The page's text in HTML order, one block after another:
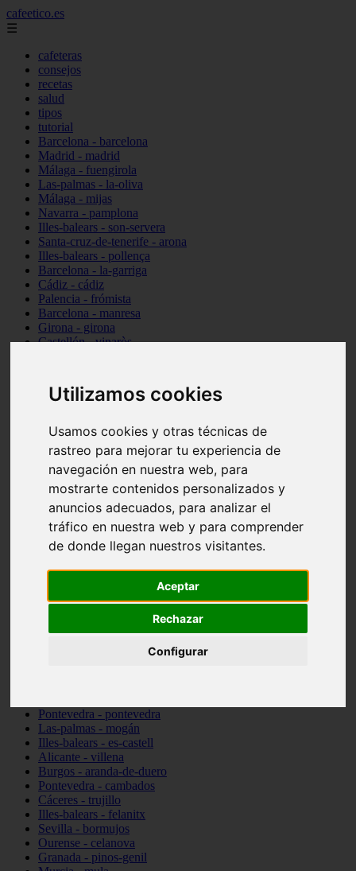
Utilizamos cookies
Usamos cookies y otras técnicas de
rastreo para mejorar tu experiencia de
navegación en nuestra web, para
mostrarte contenidos personalizados y
anuncios adecuados, para analizar el
tráfico en nuestra web y para comprender
de donde llegan nuestros visitantes.
Aceptar
Rechazar
Configurar
cafeetico.es
☰
cafeteras
consejos
recetas
salud
tipos
tutorial
Barcelona - barcelona
Madrid - madrid
Málaga - fuengirola
Las-palmas - la-oliva
Málaga - mijas
Navarra - pamplona
Illes-balears - son-servera
Santa-cruz-de-tenerife - arona
Illes-balears - pollença
Barcelona - la-garriga
Cádiz - cádiz
Palencia - frómista
Barcelona - manresa
Girona - girona
Castellón - vinaròs
Málaga - nerja
Girona - blanes
Málaga - marbella
Asturias - gijón
Girona - figueres
Alicante - santa-pola
Almería - roquetas-de-mar
Girona - tossa-de-mar
Barcelona - sant-cugat-del-vallès
Alicante - l39alfàs-del-pi
Barcelona - vilanova-i-la-geltrú
Castellón - peñíscola
Illes-balears - sant-josep-de-sa-talaia
Pontevedra - pontevedra
Las-palmas - mogán
Illes-balears - es-castell
Alicante - villena
Burgos - aranda-de-duero
Pontevedra - cambados
Cáceres - trujillo
Illes-balears - felanitx
Sevilla - bormujos
Ourense - celanova
Granada - pinos-genil